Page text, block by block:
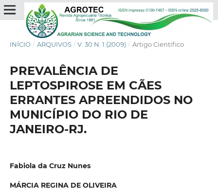
INÍCIO / ARQUIVOS / V. 30 N. 1 (2009) / Artigo Científico
PREVALÊNCIA DE
LEPTOSPIROSE EM CÃES
ERRANTES APREENDIDOS NO
MUNICÍPIO DO RIO DE
JANEIRO-RJ.
Fabiola da Cruz Nunes
MÁRCIA REGINA DE OLIVEIRA